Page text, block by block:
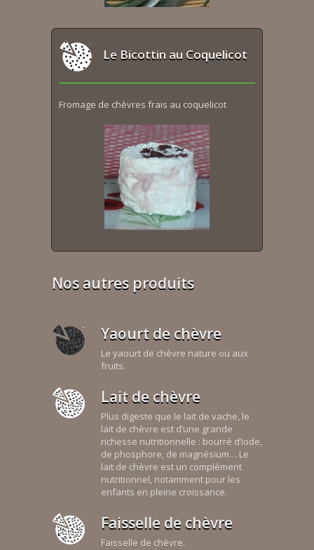
Le Bicottin au Coquelicot
Fromage de chèvres frais au coquelicot
Nos autres produits
Yaourt de chèvre
Le yaourt de chèvre nature ou aux
fruits.
Lait de chèvre
Plus digeste que le lait de vache, le
lait de chèvre est d’une grande
richesse nutritionnelle : bourré d’iode,
de phosphore, de magnésium… Le
lait de chèvre est un complément
nutritionnel, notamment pour les
enfants en pleine croissance.
Faisselle de chèvre
Faisselle de chèvre.